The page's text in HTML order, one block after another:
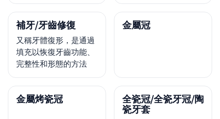
補牙/牙齒修復
又稱牙體復形，是通過
填充以恢復牙齒功能、
完整性和形態的方法
金屬冠
金屬烤瓷冠
全瓷冠/全瓷牙冠/陶
瓷牙套